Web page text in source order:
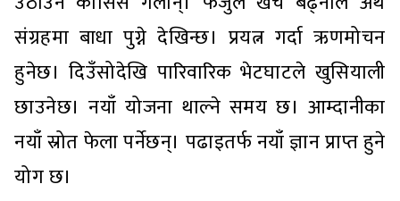
संग्रहमा बाधा पुग्ने देखिन्छ। प्रयत्न गर्दा ऋणमोचन
हुनेछ। दिउँसोदेखि पारिवारिक भेटघाटले खुसियाली
छाउनेछ। नयाँ योजना थाल्ने समय छ। आम्दानीका
नयाँ स्रोत फेला पर्नेछन्। पढाइतर्फ नयाँ ज्ञान प्राप्त हुने
योग छ।